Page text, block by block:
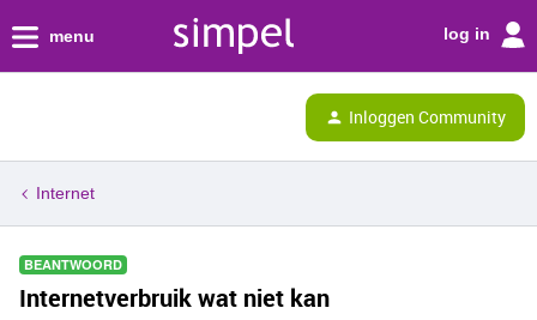
menu log in
Inloggen Community
Internet
BEANTWOORD
Internetverbruik wat niet kan